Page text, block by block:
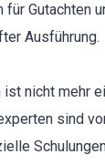
Gutachten
Ausführung.
nicht mehr
sind